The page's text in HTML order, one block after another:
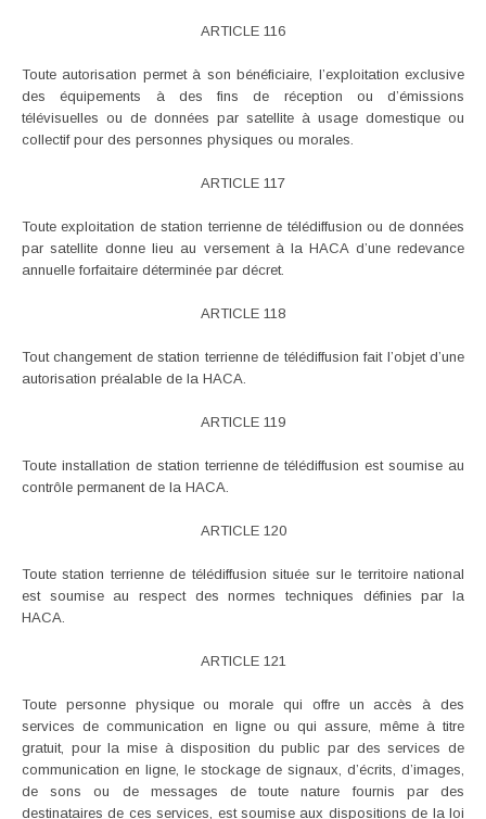
ARTICLE 116
Toute autorisation permet à son bénéficiaire, l’exploitation exclusive
des équipements à des fins de réception ou d’émissions
télévisuelles ou de données par satellite à usage domestique ou
collectif pour des personnes physiques ou morales.
ARTICLE 117
Toute exploitation de station terrienne de télédiffusion ou de données
par satellite donne lieu au versement à la HACA d’une redevance
annuelle forfaitaire déterminée par décret.
ARTICLE 118
Tout changement de station terrienne de télédiffusion fait l’objet d’une
autorisation préalable de la HACA.
ARTICLE 119
Toute installation de station terrienne de télédiffusion est soumise au
contrôle permanent de la HACA.
ARTICLE 120
Toute station terrienne de télédiffusion située sur le territoire national
est soumise au respect des normes techniques définies par la
HACA.
ARTICLE 121
Toute personne physique ou morale qui offre un accès à des
services de communication en ligne ou qui assure, même à titre
gratuit, pour la mise à disposition du public par des services de
communication en ligne, le stockage de signaux, d’écrits, d’images,
de sons ou de messages de toute nature fournis par des
destinataires de ces services, est soumise aux dispositions de la loi